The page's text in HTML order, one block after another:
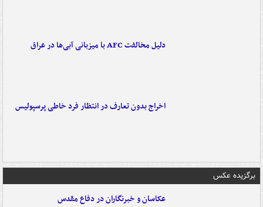
دلیل مخالفت AFC با میزبانی آبی‌ها در عراق
اخراج بدون تعارف در انتظار فرد خاطی پرسپولیس
برگزیده عکس
عکاسان و خبرنگاران در دفاع مقدس